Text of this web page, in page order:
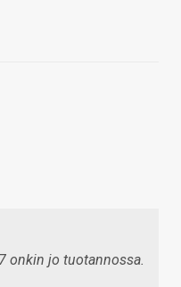
onkin jo tuotannossa.